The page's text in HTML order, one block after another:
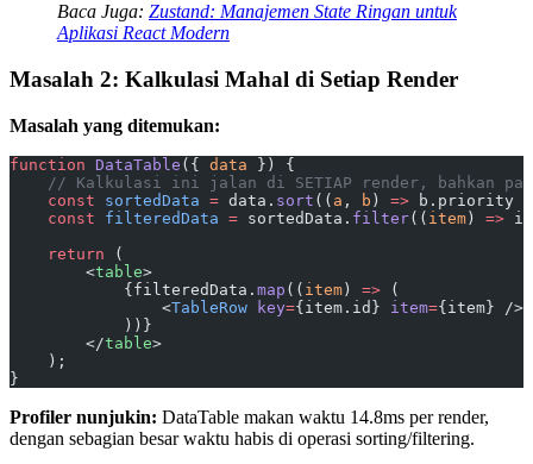
Baca Juga: Zustand: Manajemen State Ringan untuk
Aplikasi React Modern
Masalah 2: Kalkulasi Mahal di Setiap Render
Masalah yang ditemukan:
function DataTable ({ data }) {
// Kalkulasi ini jalan di SETIAP render, bahkan
    const
sortedData = data. sort (( a , b ) => b.priority
    const
filteredData = sortedData. filter(( item ) =>
    return
(
        <
table>
            {filteredData.
map (( item ) => (
                <
TableRow key={item.id} item={item} />
            ))}
        </
table>
    );
}
Profiler nunjukin: DataTable makan waktu 14.8ms per render,
dengan sebagian besar waktu habis di operasi sorting/filtering.